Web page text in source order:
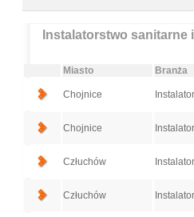
Instalatorstwo sanitarne
Miasto Branża
Chojnice
Chojnice
Człuchów
Człuchów